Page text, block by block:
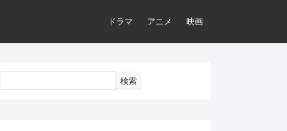
ドラマ アニメ 映画
検索